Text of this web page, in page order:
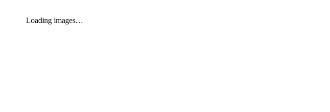
Loading images…